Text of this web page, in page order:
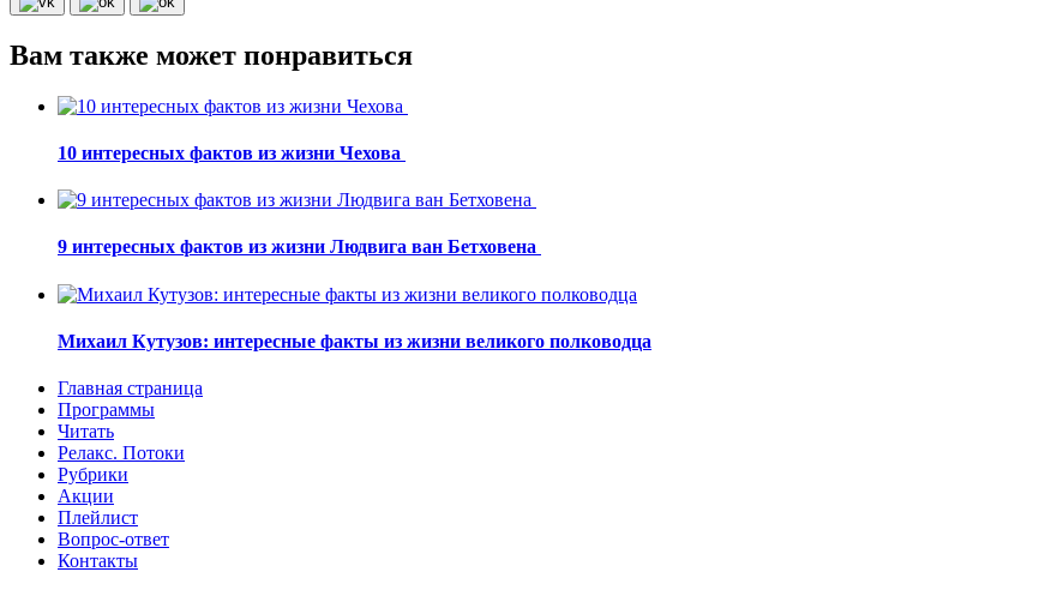
Вам также может понравиться
10 интересных фактов из жизни Чехова
9 интересных фактов из жизни Людвига ван Бетховена
Михаил Кутузов: интересные факты из жизни великого полководца
Главная страница
Программы
Читать
Релакс. Потоки
Рубрики
Акции
Плейлист
Вопрос-ответ
Контакты